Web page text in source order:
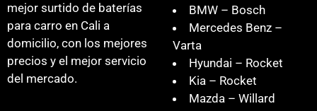
mejor surtido de baterías
para carro en Cali a
domicilio, con los mejores
precios y el mejor servicio
del mercado.
BMW – Bosch
Mercedes Benz –
Varta
Hyundai – Rocket
Kia – Rocket
Mazda – Willard